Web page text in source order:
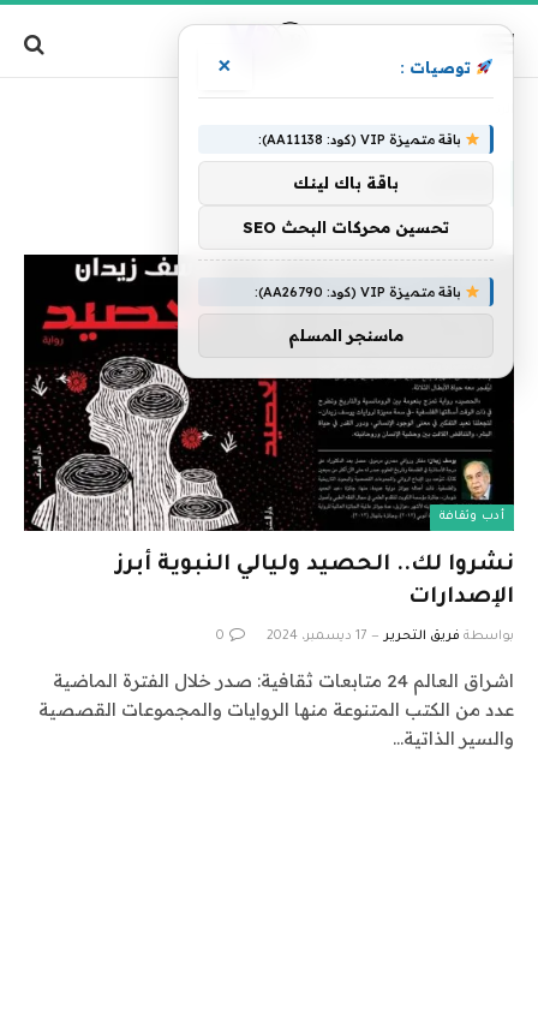
أدب وثقافة
نشروا لك.. الحصيد وليالي النبوية أبرز
الإصدارات
بواسطة فريق التحرير 17 ديسمبر، 2024 0
اشراق العالم 24 متابعات ثقافية: صدر خلال الفترة الماضية
عدد من الكتب المتنوعة منها الروايات والمجموعات القصصية
والسير الذاتية…
توصيات : ×
باقة متميزة VIP (كود: AA11138):
باقة باك لينك
تحسين محركات البحث SEO
باقة متميزة VIP (كود: AA26790):
ماسنجر المسلم